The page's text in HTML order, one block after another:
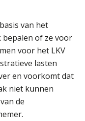
van het
of ze voor
voor het LKV
lasten
en voorkomt dat
niet kunnen
de
Online Excel training voor de salarisadministrateur (verdieping)
Tweedaagse online Excel training voor de salarisadministrateur (verdieping, specialisatie en AI)